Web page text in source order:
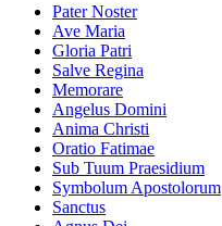
Pater Noster
Ave Maria
Gloria Patri
Salve Regina
Memorare
Angelus Domini
Anima Christi
Oratio Fatimae
Sub Tuum Praesidium
Symbolum Apostolorum
Sanctus